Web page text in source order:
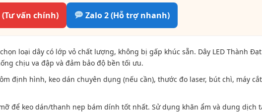
(Tư vấn chính) Zalo 2 (Hỗ trợ nhanh)
loại dây có lớp vỏ chất lượng, không bị gấp khúc sẵn. Dây LED Thành Đạt
chịu va đập và đảm bảo độ bền tối ưu.
định hình, keo dán chuyên dụng (nếu cần), thước đo laser, bút chì, máy
để keo dán/thanh nẹp bám dính tốt nhất. Sử dụng khăn ẩm và dung dịch